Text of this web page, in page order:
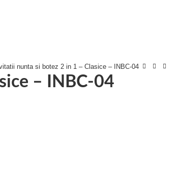
nunta si botez 2 in 1 – Clasice – INBC-04
– INBC-04